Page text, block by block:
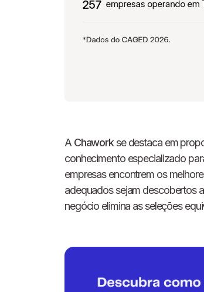
A Chaworkse destaca em
conhecimento especializado
empresas encontrem os
adequados sejam descobertos
negócio elimina as seleções